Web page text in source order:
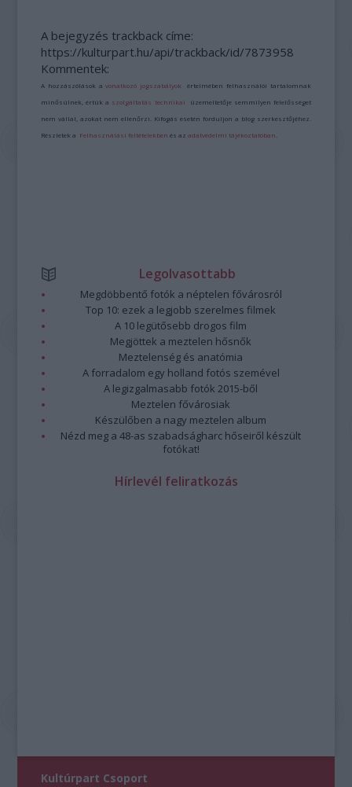
A bejegyzés trackback címe:
https://kulturpart.hu/api/trackback/id/7873958
Kommentek:
A hozzászólások avonatkozó jogszabályok értelmében felhasználói tartalomnak
minősülnek, értük a szolgáltatás technikai üzemeltetője semmilyen felelősséget
nem vállal, azokat nem ellenőrzi. Kifogás esetén forduljon a blog szerkesztőjéhez.
Részletek a Felhasználási feltételekben és azadatvédelmi tájékoztatóban
Legolvasottabb
Megdöbbentő fotók a néptelen fővárosról
Top 10: ezek a legjobb szerelmes filmek
A 10 legütősebb drogos film
Megjöttek a meztelen hősnők
Meztelenség és anatómia
A forradalom egy holland fotós szemével
A legizgalmasabb fotók 2015-ből
Meztelen fővárosiak
Készülőben a nagy meztelen album
Nézd meg a 48-as szabadságharc hőseiről készült
fotókat!
Hírlevél feliratkozás
Kultúrpart Csoport